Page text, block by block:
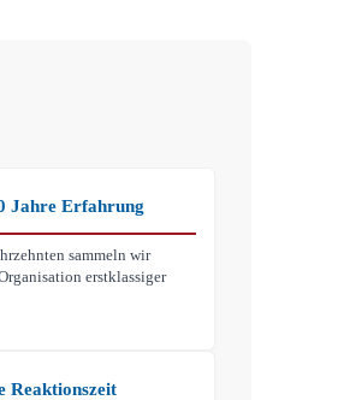
Jahre Erfahrung
sammeln wir
erstklassiger
Reaktionszeit